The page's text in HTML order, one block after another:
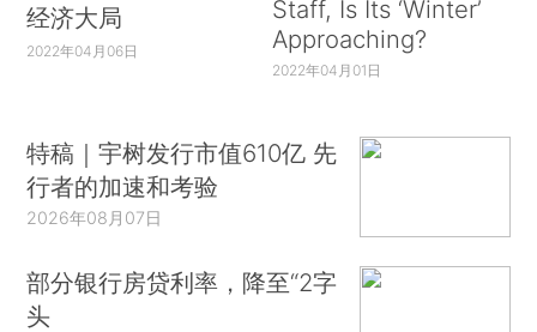
经济大局
2022年04月06日
Staff, Is Its ‘Winter’
Approaching?
2022年04月01日
特稿｜宇树发行市值610亿 先
行者的加速和考验
2026年08月07日
部分银行房贷利率，降至“2字
头